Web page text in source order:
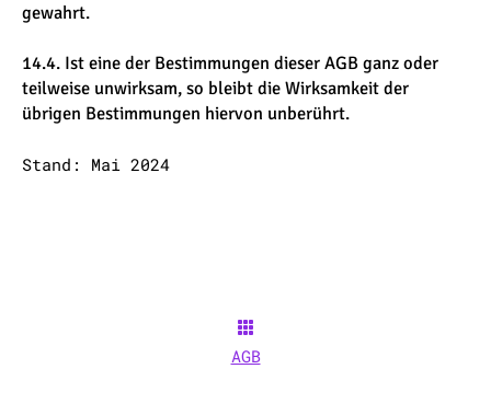
gewahrt.
14.4. Ist eine der Bestimmungen dieser AGB ganz oder
teilweise unwirksam, so bleibt die Wirksamkeit der
übrigen Bestimmungen hiervon unberührt.
Stand: Mai 2024
AGB